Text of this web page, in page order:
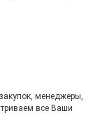
менеджеры,
все Ваши